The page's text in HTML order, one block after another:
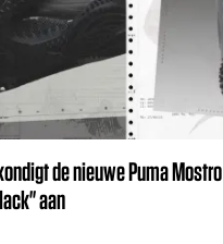
de nieuwe Puma Mostro
aan